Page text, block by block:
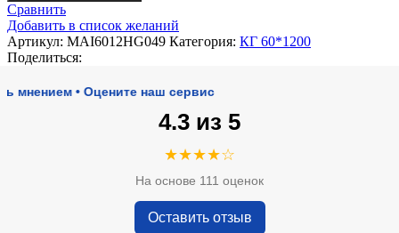
Сравнить
Добавить в список желаний
Артикул: MAI6012HG049 Категория: КГ 60*1200
Поделиться:
• Оцените наш сервис
4.3 из 5
★★★★☆
На основе 111 оценок
Оставить отзыв